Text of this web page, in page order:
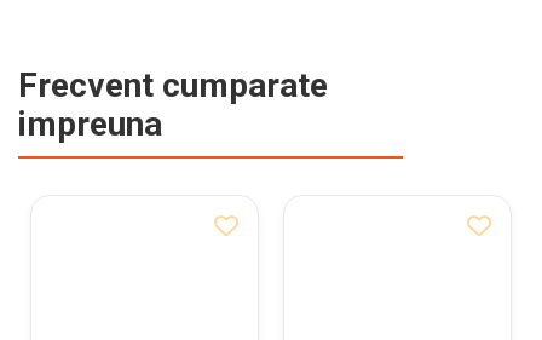
Frecvent cumparate
impreuna